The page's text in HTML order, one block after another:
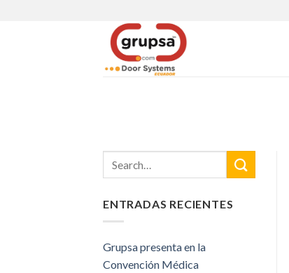
ENTRADAS RECIENTES
Grupsa presenta en la
Convención Médica